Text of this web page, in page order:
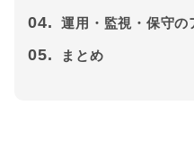
04. 運用・監視・保守の
05. まとめ